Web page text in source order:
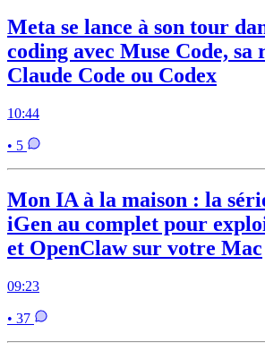
Meta se lance à son tour
coding avec Muse Code, sa
Claude Code ou Codex
10:44
• 5
Mon IA à la maison : la
iGen au complet pour
et OpenClaw sur votre Mac
09:23
• 37